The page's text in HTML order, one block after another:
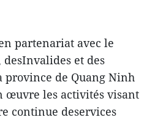
partenariat avec le
et des
province de Quang Ninh
œuvre les activités visant
continue deservices